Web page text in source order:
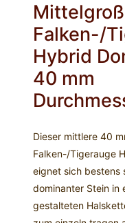
Falken-/
Hybrid
40 mm
Dieser mittlere 40
Falken-/Tigerauge
eignet sich bestens
dominanter Stein in
gestalteten